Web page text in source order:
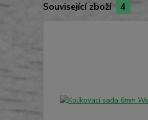
Související zboží 4